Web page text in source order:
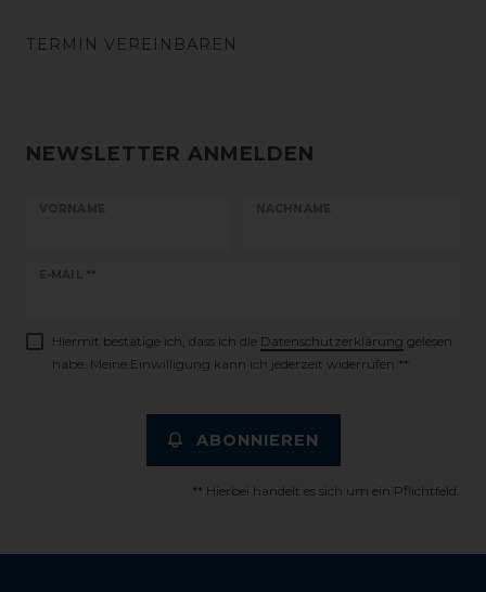
TERMIN VEREINBAREN
NEWSLETTER ANMELDEN
VORNAME NACHNAME
E-MAIL **
Newsletter
Hiermit bestätige ich, dass ich die Daten­schutz­erklärung gelesen
habe. Meine Einwilligung kann ich jederzeit widerrufen.**
ABONNIEREN
** Hierbei handelt es sich um ein Pflichtfeld.